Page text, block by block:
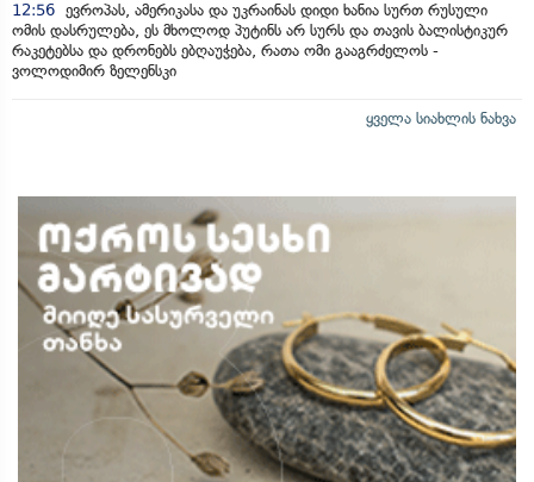
12:56 ევროპას, ამერიკასა და უკრაინას დიდი ხანია სურთ რუსული
ომის დასრულება, ეს მხოლოდ პუტინს არ სურს და თავის ბალისტიკურ
რაკეტებსა და დრონებს ებღაუჭება, რათა ომი გააგრძელოს -
ვოლოდიმირ ზელენსკი
ყველა სიახლის ნახვა